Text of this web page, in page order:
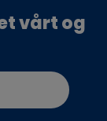
vårt og